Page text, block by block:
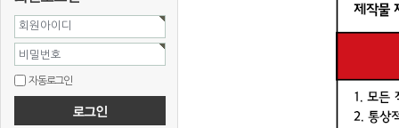
회원아이디
비밀번호
자동로그인